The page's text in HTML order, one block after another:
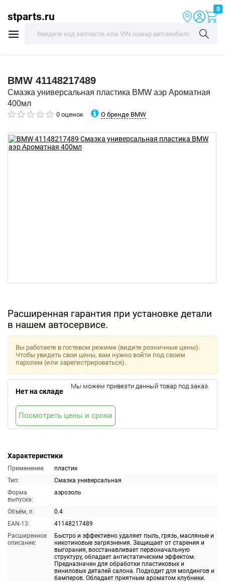
stparts.ru
0
BMW 41148217489
Смазка универсальная пластика BMW аэр Ароматная
400мл
0 оценок О бренде BMW
Расширенная гарантия при установке детали
в нашем автосервисе.
Характеристики
Применение:
пластик
Тип:
Смазка универсальная
Форма
выпуска:
аэрозоль
Объём, л:
0.4
EAN-13:
41148217489
Расширенное
описание:
Быстро и эффективно удаляет пыль, грязь, масляные и
никотиновые загрязнения. Защищает от старения и
выгорания, восстанавливает первоначальную
структуру, обладает антистатическим эффектом.
Предназначен для обработки пластиковых и
виниловых деталей салона. Подходит для молдингов и
бамперов. Обладает приятным ароматом клубники.
Вы работаете в гостевом режиме (видите розничные цены).
Чтобы увидеть свои цены, вам нужно войти под своим
паролем (или зарегистрироваться).
Нет на складе
Мы можем привезти данный товар под заказ.
Посмотреть цены и сроки